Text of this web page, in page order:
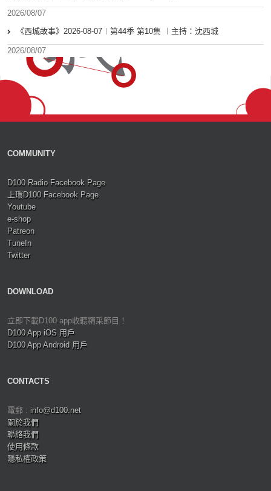
2026/08/07
《西城故事》2026-08-07︱第44季 第10集 ︱主持：沈西城
2026/08/07
COMMUNITY
D100 Radio Facebook Page
上環D100 Facebook Page
Youtube
e-shop
Patreon
TuneIn
Twitter
DOWNLOAD
立即下載D100 app收聽精采節目！
D100 App iOS 用戶
D100 App Android 用戶
CONTACTS
電郵 : info@d100.net
關於我們
聯絡我們
使用條款
隱私權政策